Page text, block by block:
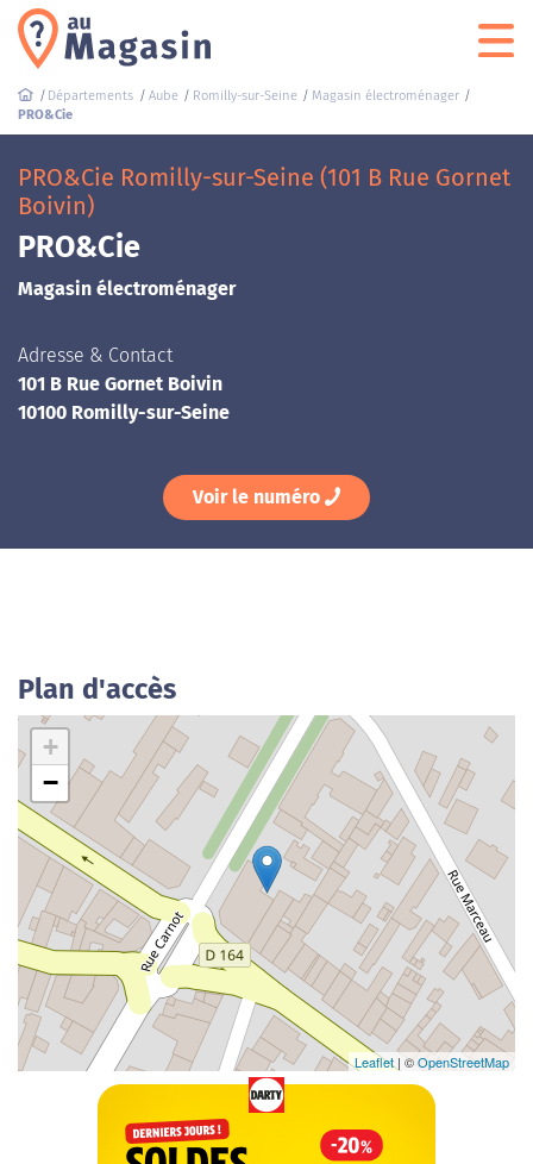
Départements Aube Romilly-sur-Seine
Magasin électroménager
PRO&Cie
PRO&Cie Romilly-sur-Seine (101 B Rue Gornet
Boivin)
PRO&Cie
Magasin électroménager
Adresse & Contact
101 B Rue Gornet Boivin
10100 Romilly-sur-Seine
Voir le numéro
Plan d'accès
+
−
Leaflet | ©OpenStreetMap